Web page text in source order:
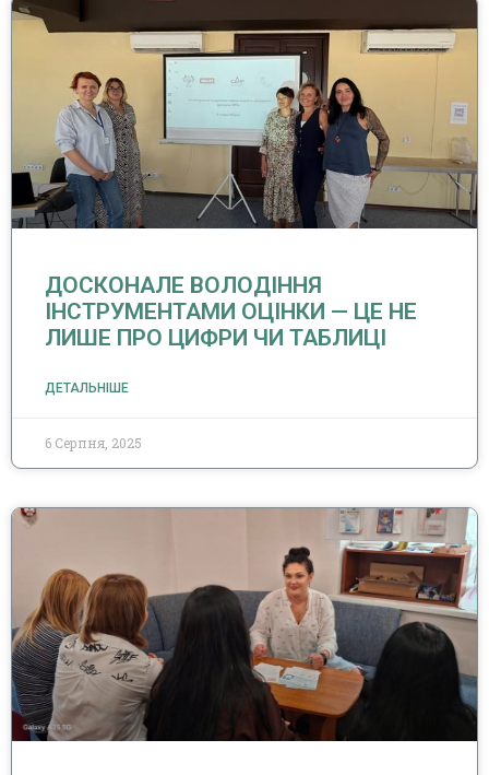
ДОСКОНАЛЕ ВОЛОДІННЯ
ІНСТРУМЕНТАМИ ОЦІНКИ — ЦЕ НЕ
ЛИШЕ ПРО ЦИФРИ ЧИ ТАБЛИЦІ
ДЕТАЛЬНІШЕ
6 Серпня, 2025